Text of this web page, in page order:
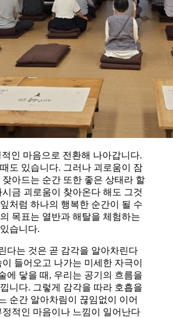
인 마음으로 전환해 나아갑니다.
도 있습니다. 그러나 괴로움이 잠
아드는 순간 또한 좋은 상태라 할
금 괴로움이 찾아온다 해도 그것
처럼 하나의 행복한 순간이 될 수
목표는 열반과 해탈을 체험하는
습니다.
다는 것은 곧 감각을 알아차린다
들어오고 나가는 미세한 자극이
에 닿을 때, 우리는 공기의 흐름을
니다. 그렇게 감각을 따라 호흡을
순간 알아차림이 끊임없이 이어
정적인 마음이나 느낌이 일어난다